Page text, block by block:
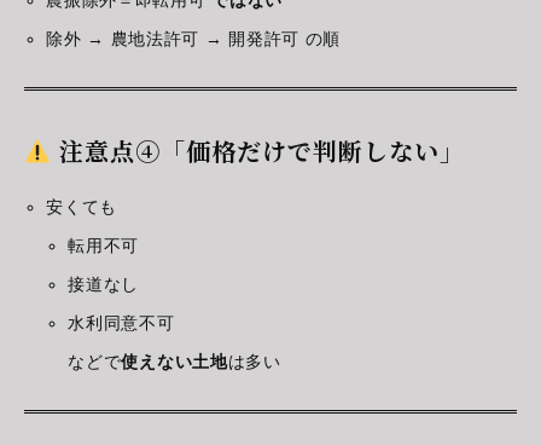
除外 → 農地法許可 → 開発許可 の順
注意点④「価格だけで判断しない」
安くても
転用不可
接道なし
水利同意不可
などで使えない土地は多い